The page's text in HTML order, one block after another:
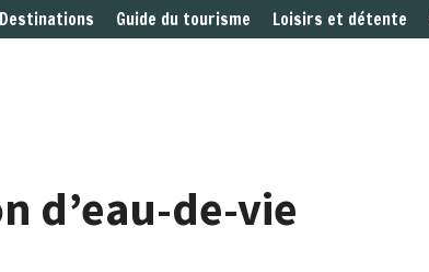
Destinations Guide du tourisme Loisirs et détente
d’eau-de-vie